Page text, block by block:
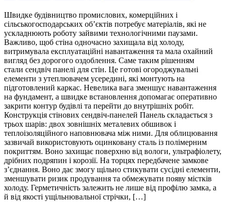
Швидке будівництво промислових, комерційних і
сільськогосподарських об’єктів потребує матеріалів, які не
ускладнюють роботу зайвими технологічними паузами.
Важливо, щоб стіна одночасно захищала від холоду,
витримувала експлуатаційні навантаження та мала охайний
вигляд без дорогого оздоблення. Саме таким рішенням
стали сендвіч панелі для стін. Це готові огороджувальні
елементи з утеплювачем усередині, які монтують на
підготовлений каркас. Невелика вага зменшує навантаження
на фундамент, а швидке встановлення допомагає оперативно
закрити контур будівлі та перейти до внутрішніх робіт.
Конструкція стінових сендвіч-панелей Панель складається з
трьох шарів: двох зовнішніх металевих обшивок і
теплоізоляційного наповнювача між ними. Для облицювання
зазвичай використовують оцинковану сталь із полімерним
покриттям. Воно захищає поверхню від вологи, ультрафіолету,
дрібних подряпин і корозії. На торцях передбачене замкове
з’єднання. Воно дає змогу щільно стикувати сусідні елементи,
зменшувати ризик продування та обмежувати появу містків
холоду. Герметичність залежить не лише від профілю замка, а
й від якості ущільнювальної стрічки, […]